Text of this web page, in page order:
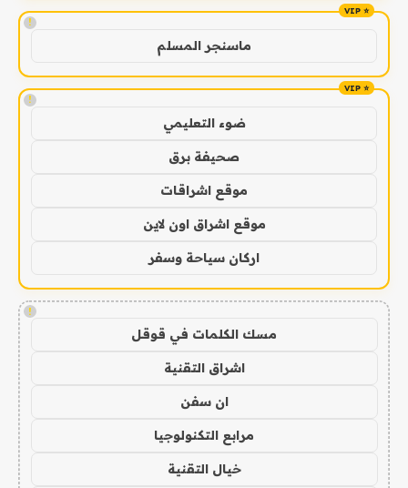
!
ماسنجر المسلم
!
ضوء التعليمي
صحيفة برق
موقع اشراقات
موقع اشراق اون لاين
اركان سياحة وسفر
!
مسك الكلمات في قوقل
اشراق التقنية
ان سفن
مرابع التكنولوجيا
خيال التقنية